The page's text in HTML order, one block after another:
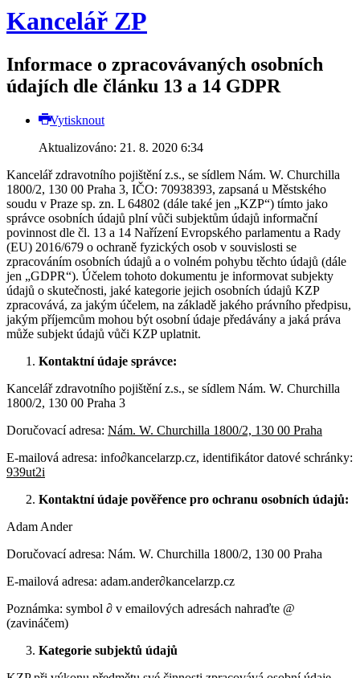
Kancelář ZP
Informace o zpracovávaných osobních
údajích dle článku 13 a 14 GDPR
Vytisknout
Aktualizováno: 21. 8. 2020 6:34
Kancelář zdravotního pojištění z.s., se sídlem Nám. W. Churchilla
1800/2, 130 00 Praha 3, IČO: 70938393, zapsaná u Městského
soudu v Praze sp. zn. L 64802 (dále také jen „KZP“) tímto jako
správce osobních údajů plní vůči subjektům údajů informační
povinnost dle čl. 13 a 14 Nařízení Evropského parlamentu a Rady
(EU) 2016/679 o ochraně fyzických osob v souvislosti se
zpracováním osobních údajů a o volném pohybu těchto údajů (dále
jen „GDPR“). Účelem tohoto dokumentu je informovat subjekty
údajů o skutečnosti, jaké kategorie jejich osobních údajů KZP
zpracovává, za jakým účelem, na základě jakého právního předpisu,
jakým příjemcům mohou být osobní údaje předávány a jaká práva
může subjekt údajů vůči KZP uplatnit.
Kontaktní údaje správce:
Kancelář zdravotního pojištění z.s., se sídlem Nám. W. Churchilla
1800/2, 130 00 Praha 3
Doručovací adresa: Nám. W. Churchilla 1800/2, 130 00 Praha
E-mailová adresa: info∂kancelarzp.cz, identifikátor datové schránky:
939ut2i
Kontaktní údaje pověřence pro ochranu osobních údajů:
Adam Ander
Doručovací adresa: Nám. W. Churchilla 1800/2, 130 00 Praha
E-mailová adresa: adam.ander∂kancelarzp.cz
Poznámka: symbol ∂ v emailových adresách nahraďte @
(zavináčem)
Kategorie subjektů údajů